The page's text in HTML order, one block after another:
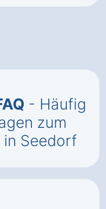
- Häufig
zum
Seedorf